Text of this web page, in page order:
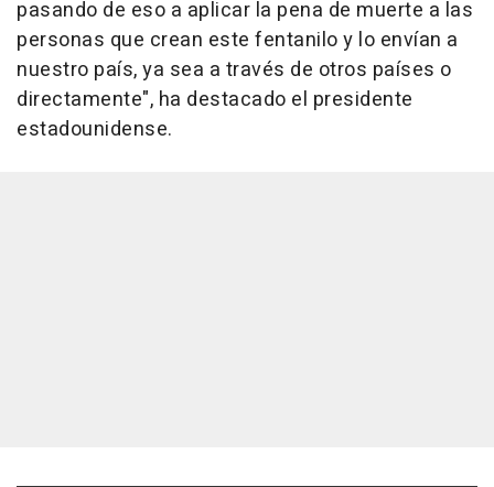
pasando de eso a aplicar la pena de muerte a las
personas que crean este fentanilo y lo envían a
nuestro país, ya sea a través de otros países o
directamente", ha destacado el presidente
estadounidense.